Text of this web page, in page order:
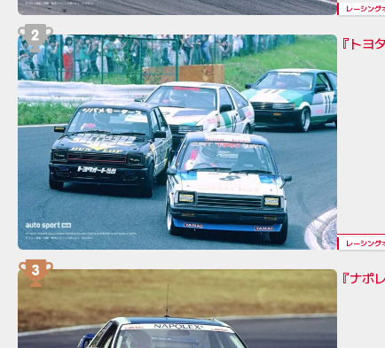
レーシング
『トヨ
レーシング
『ナポ